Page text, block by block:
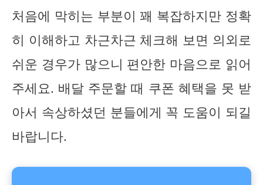
처음에 막히는 부분이 꽤 복잡하지만 정확
히 이해하고 차근차근 체크해 보면 의외로
쉬운 경우가 많으니 편안한 마음으로 읽어
주세요. 배달 주문할 때 쿠폰 혜택을 못 받
아서 속상하셨던 분들에게 꼭 도움이 되길
바랍니다.